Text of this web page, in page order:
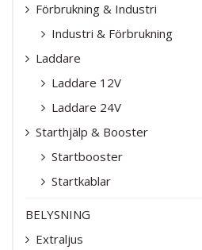
Förbrukning & Industri
Industri & Förbrukning
Laddare
Laddare 12V
Laddare 24V
Starthjälp & Booster
Startbooster
Startkablar
BELYSNING
Extraljus